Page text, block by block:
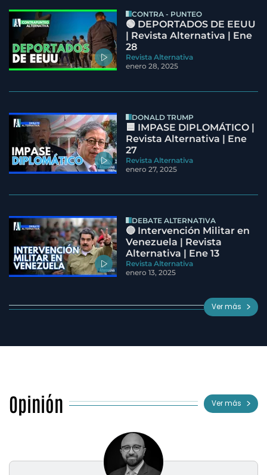
CONTRA - PUNTEO
🟢 DEPORTADOS DE EEUU
| Revista Alternativa | Ene
28
Revista Alternativa
enero 28, 2025
DONALD TRUMP
🟦 IMPASE DIPLOMÁTICO |
Revista Alternativa | Ene
27
Revista Alternativa
enero 27, 2025
DEBATE ALTERNATIVA
🔵 Intervención Militar en
Venezuela | Revista
Alternativa | Ene 13
Revista Alternativa
enero 13, 2025
Ver más
Opinión Ver más